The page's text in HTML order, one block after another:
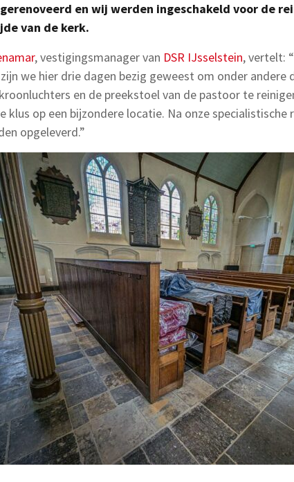
en wij werden ingeschakeld voor de
van de kerk.
, vestigingsmanager van DSR IJsselstein, vertelt:
zijn we hier drie dagen bezig geweest om onder andere
en de preekstoel van de pastoor te
klus op een bijzondere locatie. Na onze specialistische
opgeleverd.”